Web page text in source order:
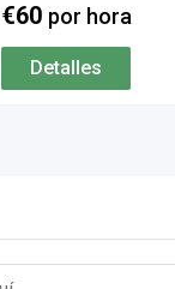
€60 por hora
Detalles